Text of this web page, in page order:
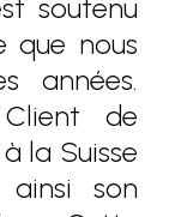
soutenu
que nous
années.
de
la Suisse
son